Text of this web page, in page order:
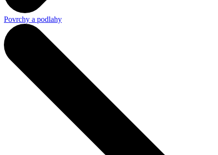
Povrchy a podlahy